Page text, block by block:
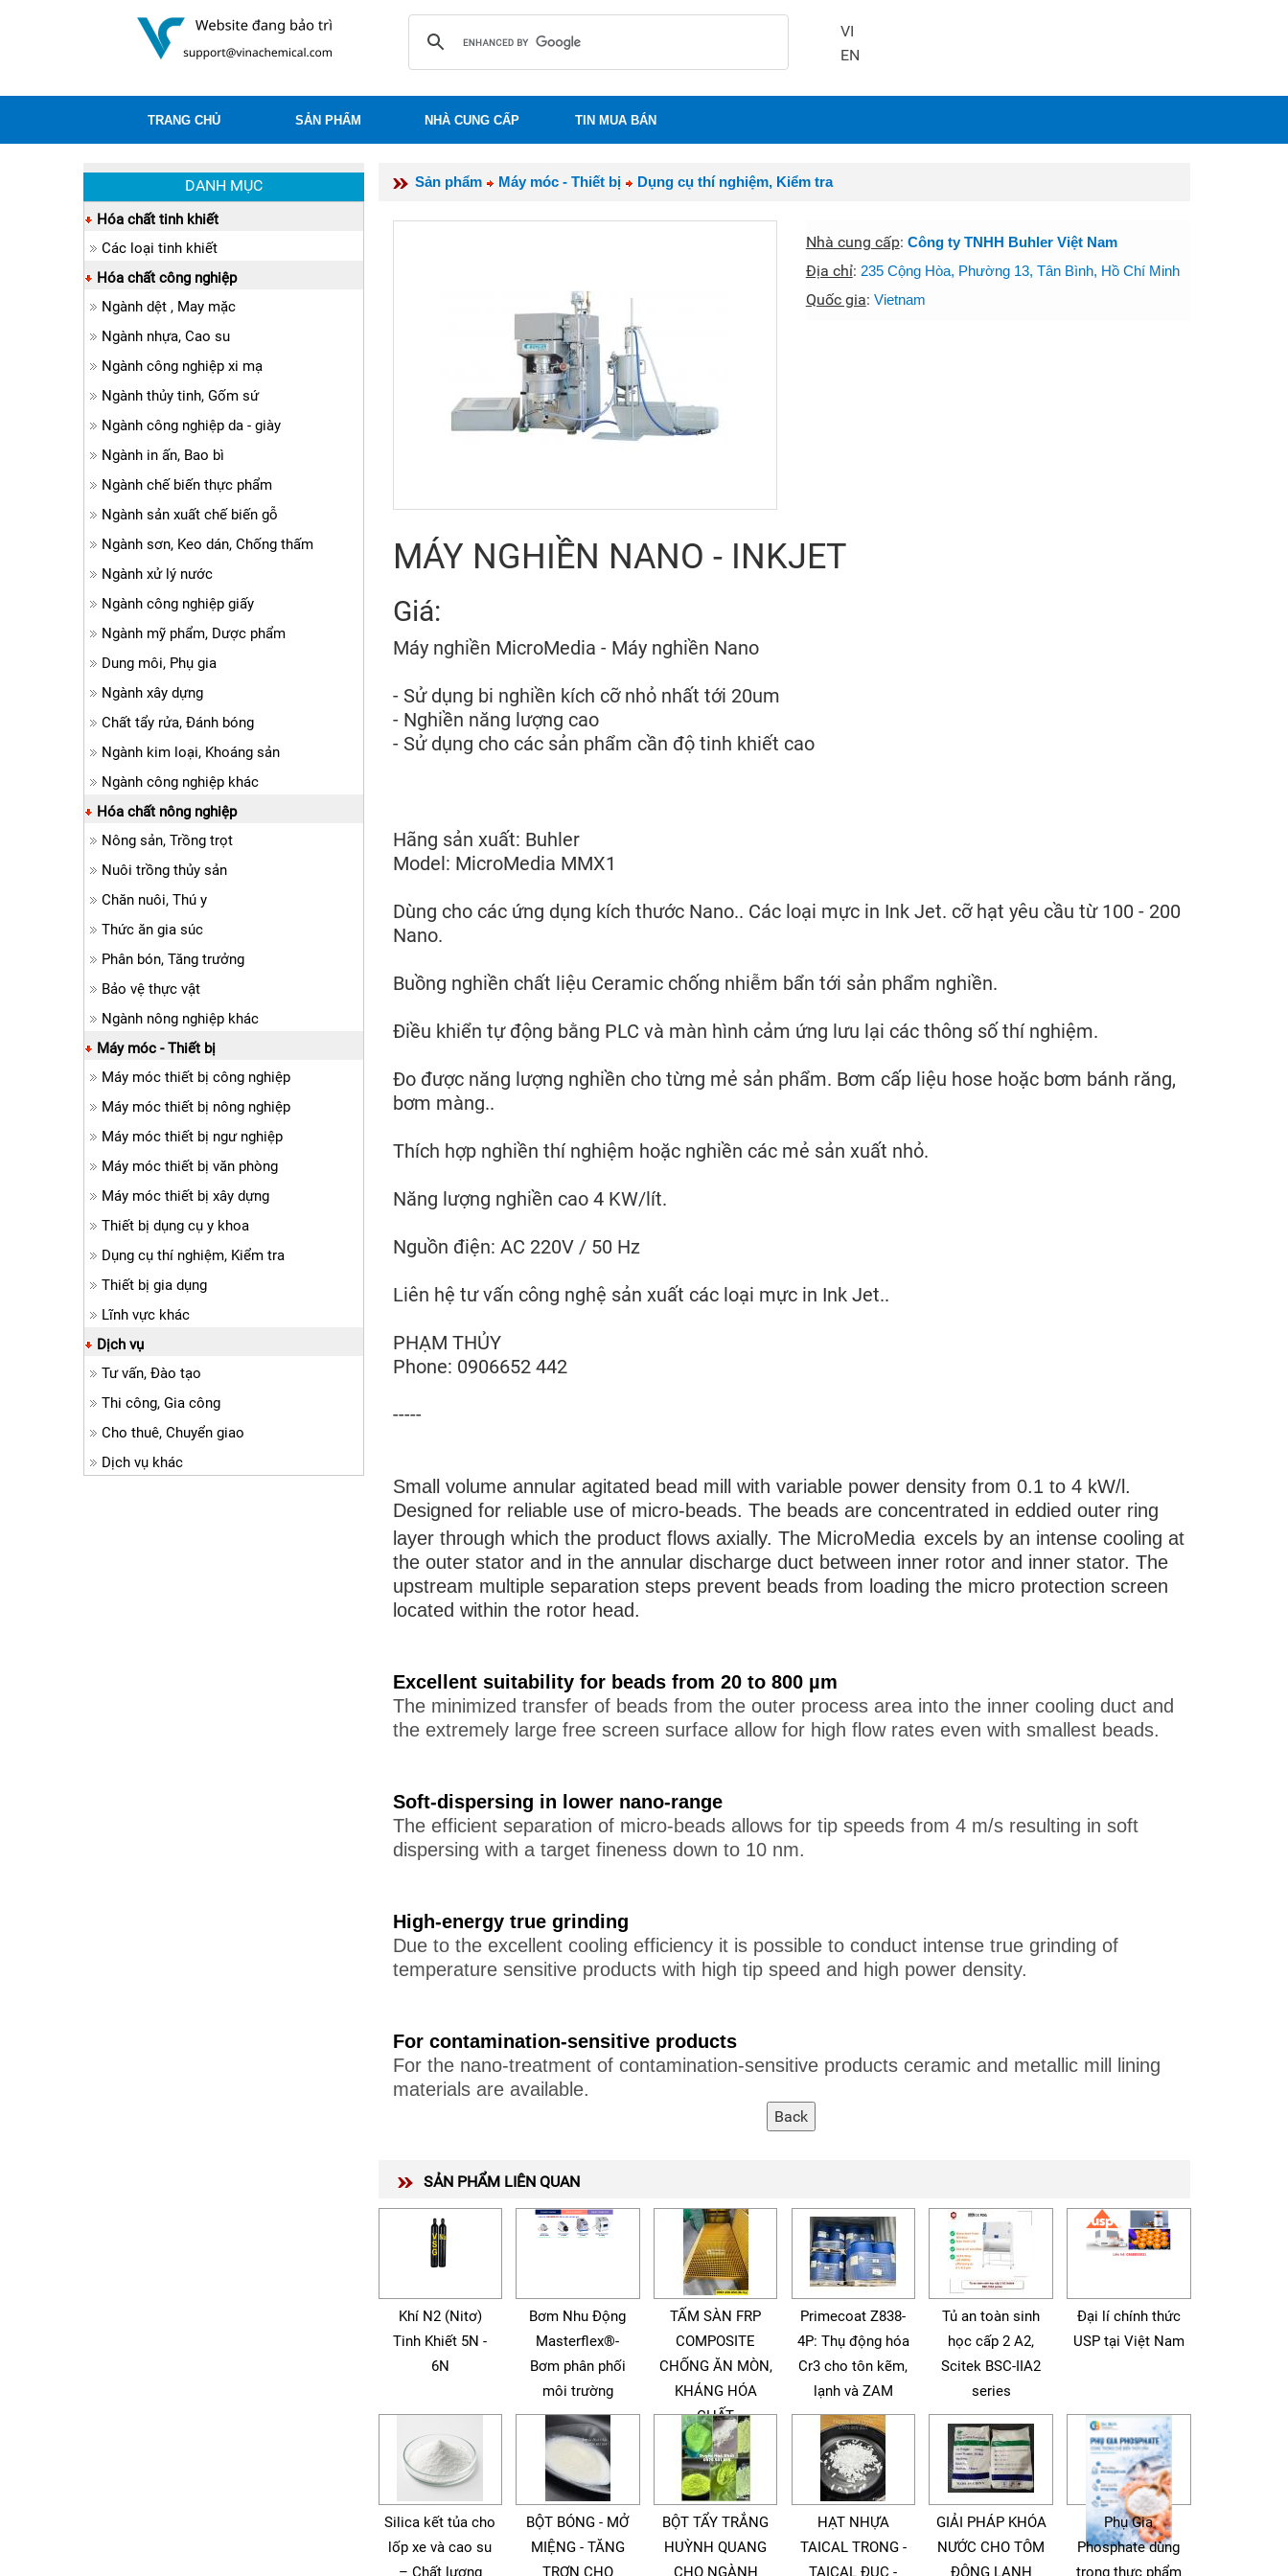
VI
EN
TRANG CHỦ SẢN PHẨM NHÀ CUNG CẤP TIN MUA BÁN
Sản phẩm Máy móc - Thiết bị Dụng cụ thí nghiệm, Kiểm tra
Nhà cung cấp: Công ty TNHH Buhler Việt Nam
Địa chỉ: 235 Cộng Hòa, Phường 13, Tân Bình, Hồ Chí Minh
Quốc gia: Vietnam
MÁY NGHIỀN NANO - INKJET
Giá:
Máy nghiền MicroMedia - Máy nghiền Nano
- Sử dụng bi nghiền kích cỡ nhỏ nhất tới 20um
- Nghiền năng lượng cao
- Sử dụng cho các sản phẩm cần độ tinh khiết cao
Hãng sản xuất: Buhler
Model: MicroMedia MMX1
Dùng cho các ứng dụng kích thước Nano.. Các loại mực in Ink Jet. cỡ hạt yêu cầu từ 100 - 200
Nano.
Buồng nghiền chất liệu Ceramic chống nhiễm bẩn tới sản phẩm nghiền.
Điều khiển tự động bằng PLC và màn hình cảm ứng lưu lại các thông số thí nghiệm.
Đo được năng lượng nghiền cho từng mẻ sản phẩm. Bơm cấp liệu hose hoặc bơm bánh răng,
bơm màng..
Thích hợp nghiền thí nghiệm hoặc nghiền các mẻ sản xuất nhỏ.
Năng lượng nghiền cao 4 KW/lít.
Nguồn điện: AC 220V / 50 Hz
Liên hệ tư vấn công nghệ sản xuất các loại mực in Ink Jet..
PHẠM THỦY
Phone: 0906652 442
-----
Small volume annular agitated bead mill with variable power density from 0.1 to 4 kW/l.
Designed for reliable use of micro-beads. The beads are concentrated in eddied outer ring
layer through which the product flows axially. The MicroMedia excels by an intense cooling at
the outer stator and in the annular discharge duct between inner rotor and inner stator. The
upstream multiple separation steps prevent beads from loading the micro protection screen
located within the rotor head.
Excellent suitability for beads from 20 to 800 µm
The minimized transfer of beads from the outer process area into the inner cooling duct and
the extremely large free screen surface allow for high flow rates even with smallest beads.
Soft-dispersing in lower nano-range
The efficient separation of micro-beads allows for tip speeds from 4 m/s resulting in soft
dispersing with a target fineness down to 10 nm.
High-energy true grinding
Due to the excellent cooling efficiency it is possible to conduct intense true grinding of
temperature sensitive products with high tip speed and high power density.
For contamination-sensitive products
For the nano-treatment of contamination-sensitive products ceramic and metallic mill lining
materials are available.
SẢN PHẨM LIÊN QUAN
Khí N2 (Nitơ)
Tinh Khiết 5N -
6N
Bơm Nhu Động
Masterflex®-
Bơm phân phối
môi trường
TẤM SÀN FRP
COMPOSITE
CHỐNG ĂN MÒN,
KHÁNG HÓA
CHẤT
Primecoat Z838-
4P: Thụ động hóa
Cr3 cho tôn kẽm,
lạnh và ZAM
Tủ an toàn sinh
học cấp 2 A2,
Scitek BSC-IIA2
series
Đại lí chính thức
USP tại Việt Nam
Silica kết tủa cho
lốp xe và cao su
– Chất lượng
BỘT BÓNG - MỞ
MIỆNG - TĂNG
TRƠN CHO
BỘT TẨY TRẮNG
HUỲNH QUANG
CHO NGÀNH
HẠT NHỰA
TAICAL TRONG -
TAICAL ĐỤC -
GIẢI PHÁP KHÓA
NƯỚC CHO TÔM
ĐÔNG LẠNH
Phụ Gia
Phosphate dùng
trong thực phẩm
DANH MỤC
Hóa chất tinh khiết
Các loại tinh khiết
Hóa chất công nghiệp
Ngành dệt , May mặc
Ngành nhựa, Cao su
Ngành công nghiệp xi mạ
Ngành thủy tinh, Gốm sứ
Ngành công nghiệp da - giày
Ngành in ấn, Bao bì
Ngành chế biến thực phẩm
Ngành sản xuất chế biến gỗ
Ngành sơn, Keo dán, Chống thấm
Ngành xử lý nước
Ngành công nghiệp giấy
Ngành mỹ phẩm, Dược phẩm
Dung môi, Phụ gia
Ngành xây dựng
Chất tẩy rửa, Đánh bóng
Ngành kim loại, Khoáng sản
Ngành công nghiệp khác
Hóa chất nông nghiệp
Nông sản, Trồng trọt
Nuôi trồng thủy sản
Chăn nuôi, Thú y
Thức ăn gia súc
Phân bón, Tăng trưởng
Bảo vệ thực vật
Ngành nông nghiệp khác
Máy móc - Thiết bị
Máy móc thiết bị công nghiệp
Máy móc thiết bị nông nghiệp
Máy móc thiết bị ngư nghiệp
Máy móc thiết bị văn phòng
Máy móc thiết bị xây dựng
Thiết bị dụng cụ y khoa
Dụng cụ thí nghiệm, Kiểm tra
Thiết bị gia dụng
Lĩnh vực khác
Dịch vụ
Tư vấn, Đào tạo
Thi công, Gia công
Cho thuê, Chuyển giao
Dịch vụ khác